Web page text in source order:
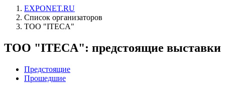
EXPONET.RU
Список организаторов
ТОО "ITECA"
ТОО "ITECA": предстоящие выставки
Предстоящие
Прошедшие